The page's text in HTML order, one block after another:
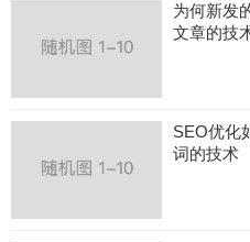
为何新发
文章的技
SEO优化
词的技术